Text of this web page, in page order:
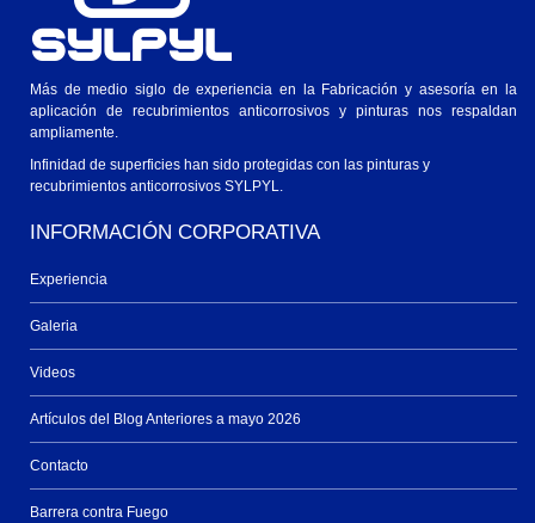
Más de medio siglo de experiencia en la Fabricación y asesoría en la
aplicación de recubrimientos anticorrosivos y pinturas nos respaldan
ampliamente.
Infinidad de superficies han sido protegidas con las pinturas y
recubrimientos anticorrosivos SYLPYL.
INFORMACIÓN CORPORATIVA
Experiencia
Galeria
Videos
Artículos del Blog Anteriores a mayo 2026
Contacto
Barrera contra Fuego